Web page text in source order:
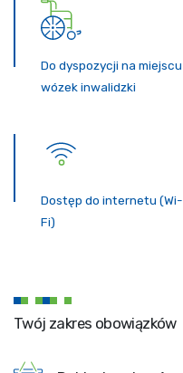
Do dyspozycji na miejscu
wózek inwalidzki
Dostęp do internetu (Wi-
Fi)
Twój zakres obowiązków